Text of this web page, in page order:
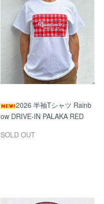
2026 半袖Tシャツ Rainb
ow DRIVE-IN PALAKA RED
SOLD OUT